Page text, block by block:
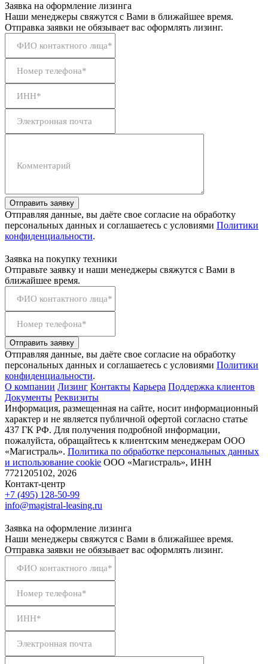
Заявка на оформление лизинга
Наши менеджеры свяжутся с Вами в ближайшее время.
Отправка заявки не обязывает вас оформлять лизинг.
ФИО контактного лица*
Номер телефона*
ИНН*
Электронная почта
Комментарий
Отправить заявку
Отправляя данные, вы даёте свое согласие на обработку
персональных данных и соглашаетесь с условиями Политики
конфиденциальности.
Заявка на покупку техники
Отправьте заявку и наши менеджеры свяжутся с Вами в
ближайшее время.
ФИО контактного лица*
Номер телефона*
Отправить заявку
Отправляя данные, вы даёте свое согласие на обработку
персональных данных и соглашаетесь с условиями Политики
конфиденциальности.
О компании Лизинг Контакты Карьера Поддержка клиентов
Документы Реквизиты
Информация, размещенная на сайте, носит информационный
характер и не является публичной офертой согласно статье
437 ГК РФ. Для получения подробной информации,
пожалуйста, обращайтесь к клиентским менеджерам ООО
«Магистраль». Политика по обработке персональных данных
и использование сookie ООО «Магистраль», ИНН
7721205102, 2026
Контакт-центр
+7 (495) 128-50-99
info@magistral-leasing.ru
Заявка на оформление лизинга
Наши менеджеры свяжутся с Вами в ближайшее время.
Отправка заявки не обязывает вас оформлять лизинг.
ФИО контактного лица*
Номер телефона*
ИНН*
Электронная почта